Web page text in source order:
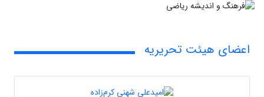
اعضای هیئت تحریریه